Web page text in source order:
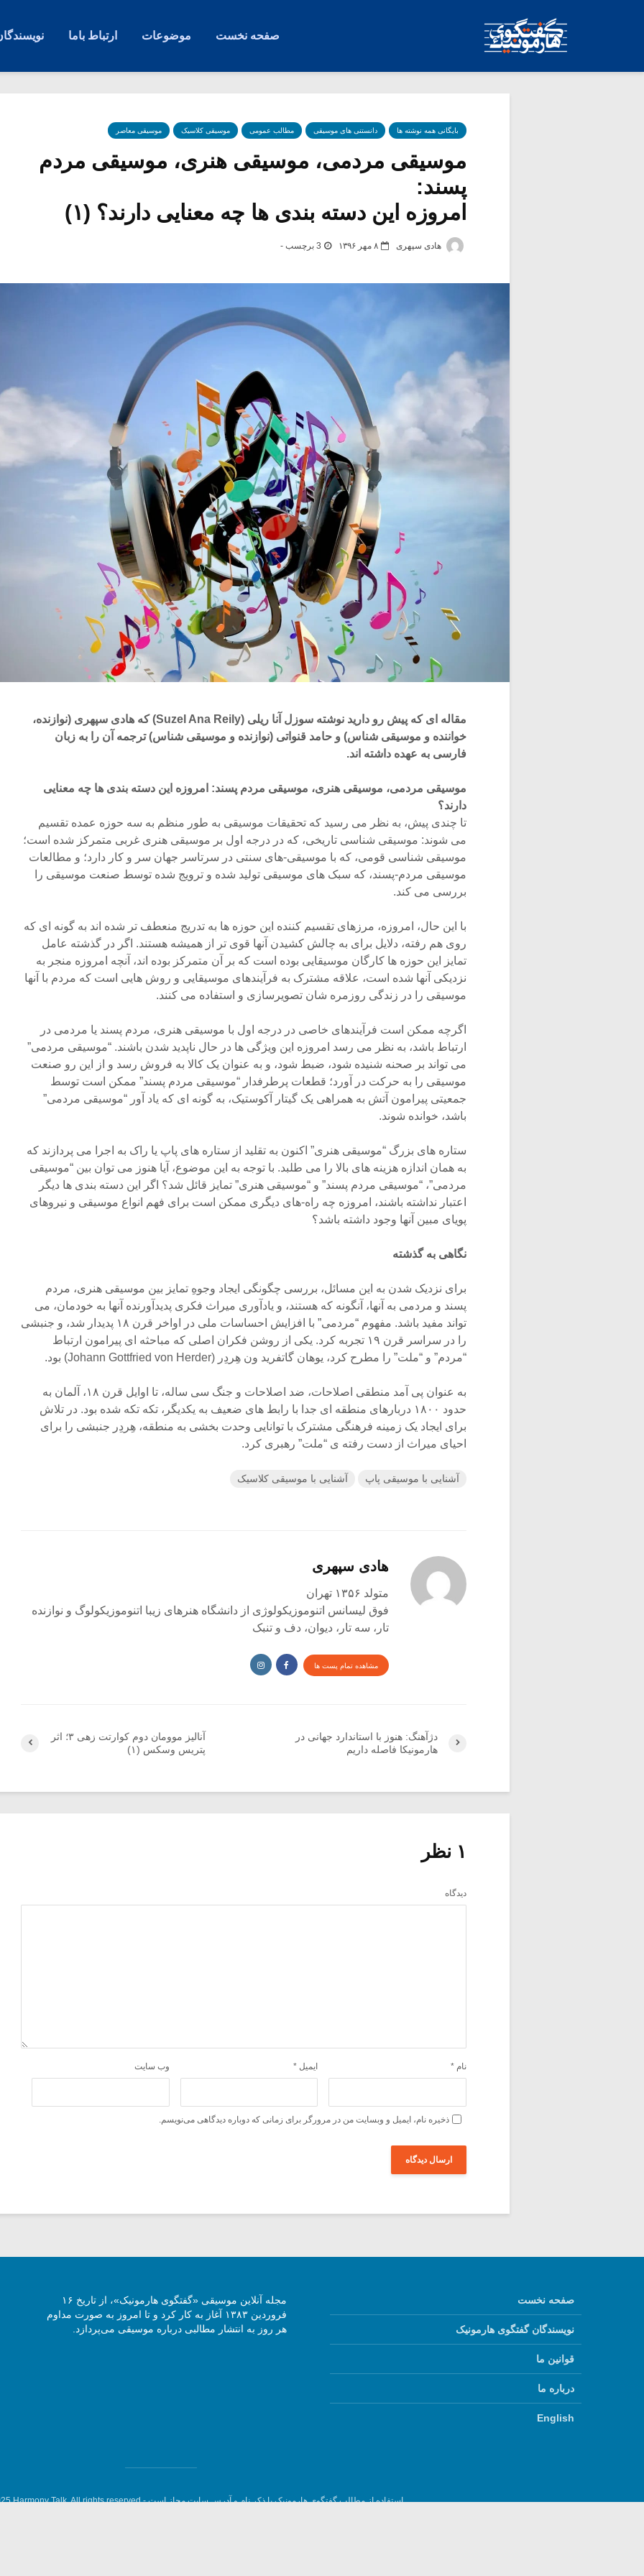
صفحه نخست موضوعات ارتباط باما
بایگانی همه نوشته ها دانستنی های موسیقی مطالب عمومی موسیقی کلاسیک موسیقی معاصر
موسیقی مردمی، موسیقی هنری، موسیقی مردم
پسند:
امروزه این دسته بندی ها چه معنایی دارند؟ (۱)
هادی سپهری ۸ مهر ۱۳۹۶ 3 برچسب -
مقاله ای که پیش رو دارید نوشته سوزل آنا ریلی (Suzel Ana Reily) که هادی سپهری (نوازنده،
خواننده و موسیقی شناس) و حامد قنواتی (نوازنده و موسیقی شناس) ترجمه آن را به زبان
فارسی به عهده داشته اند.
موسیقی مردمی، موسیقی هنری، موسیقی مردم پسند: امروزه این دسته بندی ها چه معنایی
دارند؟
تا چندی پیش، به نظر می رسید که تحقیقات موسیقی به طور منظم به سه حوزه عمده تقسیم
می شوند: موسیقی شناسی تاریخی، که در درجه اول بر موسیقی هنری غربی متمرکز شده است؛
موسیقی شناسی قومی، که با موسیقی-های سنتی در سرتاسر جهان سر و کار دارد؛ و مطالعات
موسیقی مردم-پسند، که سبک های موسیقی تولید شده و ترویج شده توسط صنعت موسیقی را
بررسی می کند.
با این حال، امروزه، مرزهای تقسیم کننده این حوزه ها به تدریج منعطف تر شده اند به گونه ای که
روی هم رفته، دلایل برای به چالش کشیدن آنها قوی تر از همیشه هستند. اگر در گذشته عامل
تمایز این حوزه ها کارگان موسیقایی بوده است که بر آن متمرکز بوده اند، آنچه امروزه منجر به
نزدیکی آنها شده است، علاقه مشترک به فرآیندهای موسیقایی و روش هایی است که مردم با آنها
موسیقی را در زندگی روزمره شان تصویرسازی و استفاده می کنند.
اگرچه ممکن است فرآیندهای خاصی در درجه اول با موسیقی هنری، مردم پسند یا مردمی در
ارتباط باشد، به نظر می رسد امروزه این ویژگی ها در حال ناپدید شدن باشند. “موسیقی مردمی”
می تواند بر صحنه شنیده شود، ضبط شود، و به عنوان یک کالا به فروش رسد و از این رو صنعت
موسیقی را به حرکت در آورد؛ قطعات پرطرفدار “موسیقی مردم پسند” ممکن است توسط
جمعیتی پیرامون آتش به همراهی یک گیتار آکوستیک، به گونه ای که یاد آور “موسیقی مردمی”
باشد، خوانده شوند.
ستاره های بزرگ “موسیقی هنری” اکنون به تقلید از ستاره های پاپ یا راک به اجرا می پردازند که
به همان اندازه هزینه های بالا را می طلبد. با توجه به این موضوع، آیا هنوز می توان بین “موسیقی
مردمی”، “موسیقی مردم پسند” و “موسیقی هنری” تمایز قائل شد؟ اگر این دسته بندی ها دیگر
اعتبار نداشته باشند، امروزه چه راه-های دیگری ممکن است برای فهم انواع موسیقی و نیروهای
پویای مبین آنها وجود داشته باشد؟
نگاهی به گذشته
برای نزدیک شدن به این مسائل، بررسی چگونگی ایجاد وجوهِ تمایز بین موسیقی هنری، مردم
پسند و مردمی به آنها، آنگونه که هستند، و یادآوری میراث فکری پدیدآورنده آنها به خودمان، می
تواند مفید باشد. مفهوم “مردمی” با افزایش احساسات ملی در اواخر قرن ۱۸ پدیدار شد، و جنبشی
را در سراسر قرن ۱۹ تجربه کرد. یکی از روشن فکران اصلی که مباحثه ای پیرامون ارتباط
“مردم” و “ملت” را مطرح کرد، یوهان گاتفرید ون هِردِر (Johann Gottfried von Herder) بود.
به عنوان پی آمد منطقی اصلاحات، ضد اصلاحات و جنگ سی ساله، تا اوایل قرن ۱۸، آلمان به
حدود ۱۸۰۰ دربارهای منطقه ای جدا با رابط های ضعیف به یکدیگر، تکه تکه شده بود. در تلاش
برای ایجاد یک زمینه فرهنگی مشترک با توانایی وحدت بخشی به منطقه، هِردِر جنبشی را برای
احیای میراث از دست رفته ی “ملت” رهبری کرد.
آشنایی با موسیقی پاپ آشنایی با موسیقی کلاسیک
هادی سپهری
متولد ۱۳۵۶ تهران
فوق لیسانس اتنوموزیکولوژی از دانشگاه هنرهای زیبا اتنوموزیکولوگ و نوازنده
تار، سه تار، دیوان، دف و تنبک
مشاهده تمام پست ها
آنالیز موومان دوم کوارتت زهی ۳؛ اثر
پتریس وسکس (۱)
دژآهنگ: هنوز با استاندارد جهانی در
هارمونیکا فاصله داریم
۱ نظر
دیدگاه
نام * ایمیل * وب‌ سایت
ذخیره نام، ایمیل و وبسایت من در مرورگر برای زمانی که دوباره دیدگاهی می‌نویسم.
صفحه نخست
نویسندگان گفتگوی هارمونیک
قوانین ما
درباره ما
English
مجله آنلاین موسیقی «گفتگوی هارمونیک»، از تاریخ ۱۶
فروردین ۱۳۸۳ آغاز به کار کرد و تا امروز به صورت مداوم
هر روز به انتشار مطالبی درباره موسیقی می‌پردازد.
استفاده از مطالب گفتگوی هارمونیک با ذکر نام و آدرس سایت مجاز است -Harmony Talk, All rights reserved.